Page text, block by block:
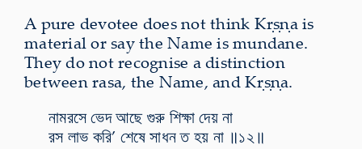
A pure devotee does not think Kṛṣṇa is
material or say the Name is mundane.
They do not recognise a distinction
between rasa, the Name, and Kṛṣṇa.
নামরসে ভেদ আছে গুরু শিক্ষা দেয় না
রস লাভ করি’ শেষে সাধন ত হয় না ॥১২॥